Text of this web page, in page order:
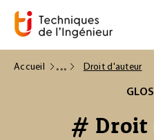
Accueil Droit d'auteur
# Droit